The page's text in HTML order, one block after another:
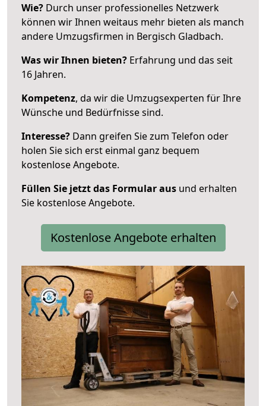
Wie? Durch unser professionelles Netzwerk
können wir Ihnen weitaus mehr bieten als manch
andere Umzugsfirmen in Bergisch Gladbach.
Was wir Ihnen bieten? Erfahrung und das seit
16 Jahren.
Kompetenz, da wir die Umzugsexperten für Ihre
Wünsche und Bedürfnisse sind.
Interesse? Dann greifen Sie zum Telefon oder
holen Sie sich erst einmal ganz bequem
kostenlose Angebote.
Füllen Sie jetzt das Formular aus und erhalten
Sie kostenlose Angebote.
Kostenlose Angebote erhalten